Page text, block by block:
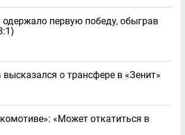
первую победу, обыграв
высказался о трансфере в «Зенит»
«Может откатиться в